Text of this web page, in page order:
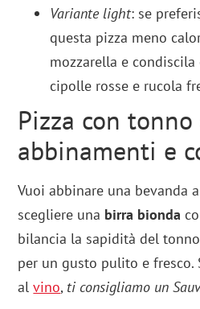
Variante light: se
questa pizza meno
mozzarella e
cipolle rosse e rucola
Pizza con
abbinamenti e
Vuoi abbinare una bevanda
scegliere una birra bionda
bilancia la sapidità del
per un gusto pulito e
alvino, ti consigliamo un